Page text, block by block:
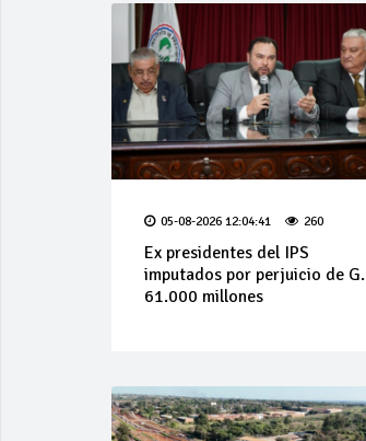
05-08-2026 12:04:41 260
Ex presidentes del IPS
imputados por perjuicio de G.
61.000 millones